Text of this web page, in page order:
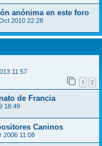
anónima en este foro
2010 22:28
11:57
1 2
de Francia
18:49
Caninos
2006 11:08